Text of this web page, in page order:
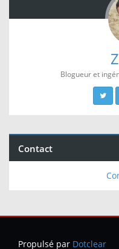
Blogueur et
Contact
Propulsé par Dotclear